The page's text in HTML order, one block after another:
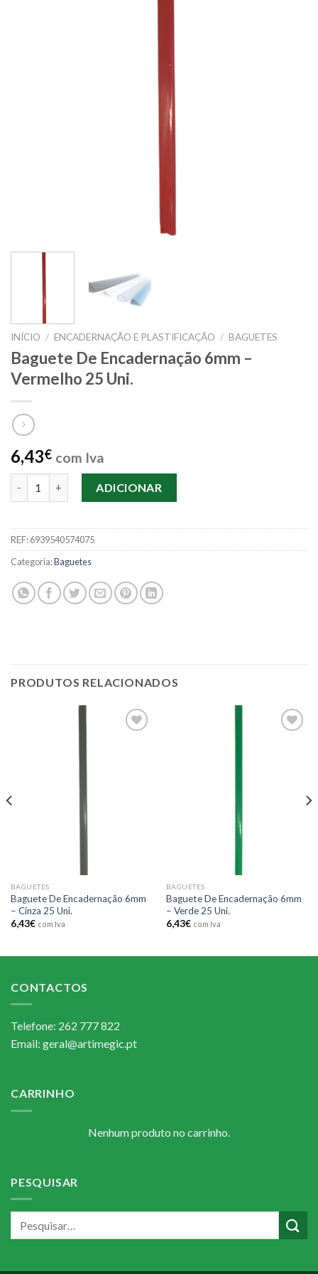
INÍCIO / ENCADERNAÇÃO E PLASTIFICAÇÃO / BAGUETES
Baguete De Encadernação 6mm –
Vermelho 25 Uni.
6,43€ com Iva
ADICIONAR
REF:6939540574075
Categoria:Baguetes
PRODUTOS RELACIONADOS
BAGUETES
Baguete De Encadernação 6mm
– Cinza 25 Uni.
6,43€ com Iva
BAGUETES
Baguete De Encadernação 6mm
– Verde 25 Uni.
6,43€ com Iva
CONTACTOS
Telefone: 262 777 822
Email: geral@artimegic.pt
CARRINHO
Nenhum produto no carrinho.
PESQUISAR